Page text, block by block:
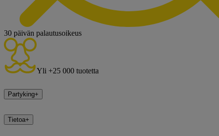
30 päivän palautusoikeus
Yli +25 000 tuotetta
Partyking+
Tietoa+